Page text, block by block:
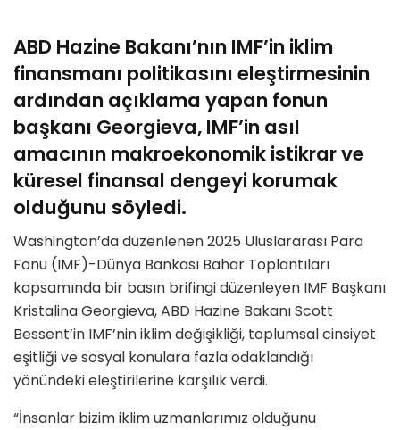
ABD Hazine Bakanı’nın IMF’in iklim
finansmanı politikasını eleştirmesinin
ardından açıklama yapan fonun
başkanı Georgieva, IMF’in asıl
amacının makroekonomik istikrar ve
küresel finansal dengeyi korumak
olduğunu söyledi.
Washington’da düzenlenen 2025 Uluslararası Para
Fonu (IMF)-Dünya Bankası Bahar Toplantıları
kapsamında bir basın brifingi düzenleyen IMF Başkanı
Kristalina Georgieva, ABD Hazine Bakanı Scott
Bessent’in IMF’nin iklim değişikliği, toplumsal cinsiyet
eşitliği ve sosyal konulara fazla odaklandığı
yönündeki eleştirilerine karşılık verdi.
“İnsanlar bizim iklim uzmanlarımız olduğunu